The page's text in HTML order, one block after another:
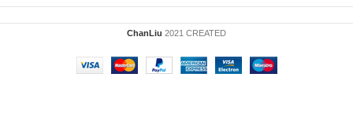
ChanLiu 2021 CREATED